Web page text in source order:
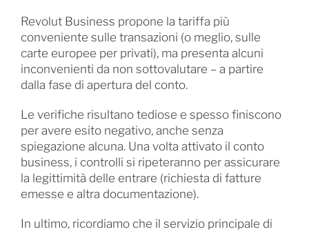
Revolut Business propone la tariffa più
conveniente sulle transazioni (o meglio, sulle
carte europee per privati), ma presenta alcuni
inconvenienti da non sottovalutare – a partire
dalla fase di apertura del conto.
Le verifiche risultano tediose e spesso finiscono
per avere esito negativo, anche senza
spiegazione alcuna. Una volta attivato il conto
business, i controlli si ripeteranno per assicurare
la legittimità delle entrare (richiesta di fatture
emesse e altra documentazione).
In ultimo, ricordiamo che il servizio principale di